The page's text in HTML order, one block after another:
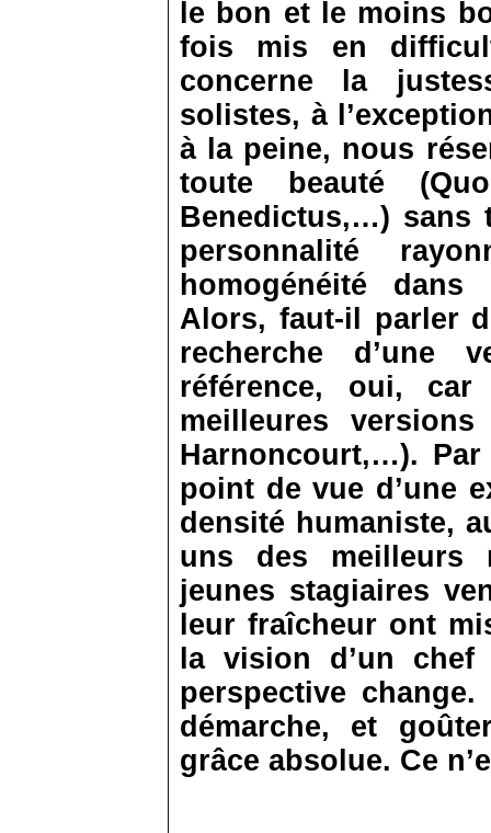
le bon et le moins
fois mis en
concerne la
solistes, à
à la peine, nous
toute beauté
Benedictus,…) sans
personnalité
homogénéité
Alors, faut-il parler
recherche d’une
référence, oui,
meilleures
Harnoncourt,…).
point de vue d’une
densité humaniste,
uns des meilleurs
jeunes stagiaires
leur fraîcheur ont
la vision d’un
perspective
démarche, et
grâce absolue. Ce